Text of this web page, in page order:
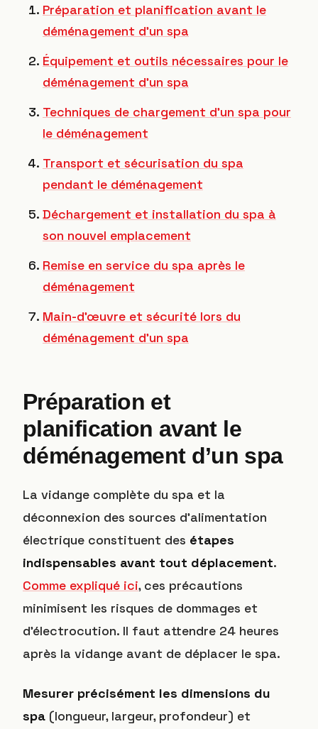
Préparation et planification avant le
déménagement d’un spa
Équipement et outils nécessaires pour le
déménagement d’un spa
Techniques de chargement d’un spa pour
le déménagement
Transport et sécurisation du spa
pendant le déménagement
Déchargement et installation du spa à
son nouvel emplacement
Remise en service du spa après le
déménagement
Main-d’œuvre et sécurité lors du
déménagement d’un spa
Préparation et
planification avant le
déménagement d’un spa
La vidange complète du spa et la
déconnexion des sources d’alimentation
électrique constituent des étapes
indispensables avant tout déplacement.
Comme expliqué ici, ces précautions
minimisent les risques de dommages et
d’électrocution. Il faut attendre 24 heures
après la vidange avant de déplacer le spa.
Mesurer précisément les dimensions du
spa (longueur, largeur, profondeur) et